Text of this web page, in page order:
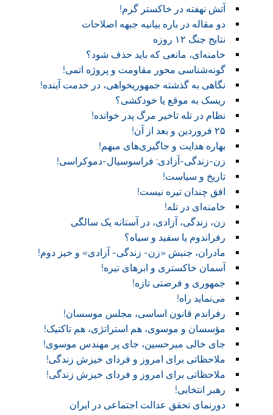
آتش نهفته در خاکستر گرم!
دو مقاله در باره بیانیه جبهه اصلاحات
نتایج جنگ ۱۲ روزه
خامنه‌ای، مانعی که باید حذف شود؟
گونه‌شناسی محور مقاومت و پروژه اتمی!
نگاهی به گذشته جمهوریخواهی، در خدمت آینده!
ریسک به موقع یا خودکشی؟
نظام در تله تاخیر مرگ پدر خوانده!
۲۵ فروردین و بعد از آن!
بهاره هدایت و جاگیری‌های مبهم!
زن-زندگی-آزادی: فراسوسیال-دموکراسی!
تاریخ و سیاست!
افق چندان تیره نیست!
خامنه‌ای در تله!
زن، زندگی، آزادی، در آستانه یک سالگی
رفراندوم یا سفید و سیاه؟
مادران، جنبش «زن- زندگی- آزادی» و خیز دوم!
آسمان خاکستری و ابر‌های تیره!
جمهوری و فرصتی تازه!
می‌نماید راه!
رفراندم قانون اساسی، مجلس موسسان!
مؤسسان و موسوی، هم استراتژی، هم تاکتیک!
جای خالی میرحسین، جای پر مهندس موسوی!
ملاحظاتی برای امروز و فردای خیزش زندگی!
ملاحظاتی برای امروز و فردای خیزش زندگی!
رهبر انتخابی!
دورنمای تحقق عدالت اجتماعی در ایران